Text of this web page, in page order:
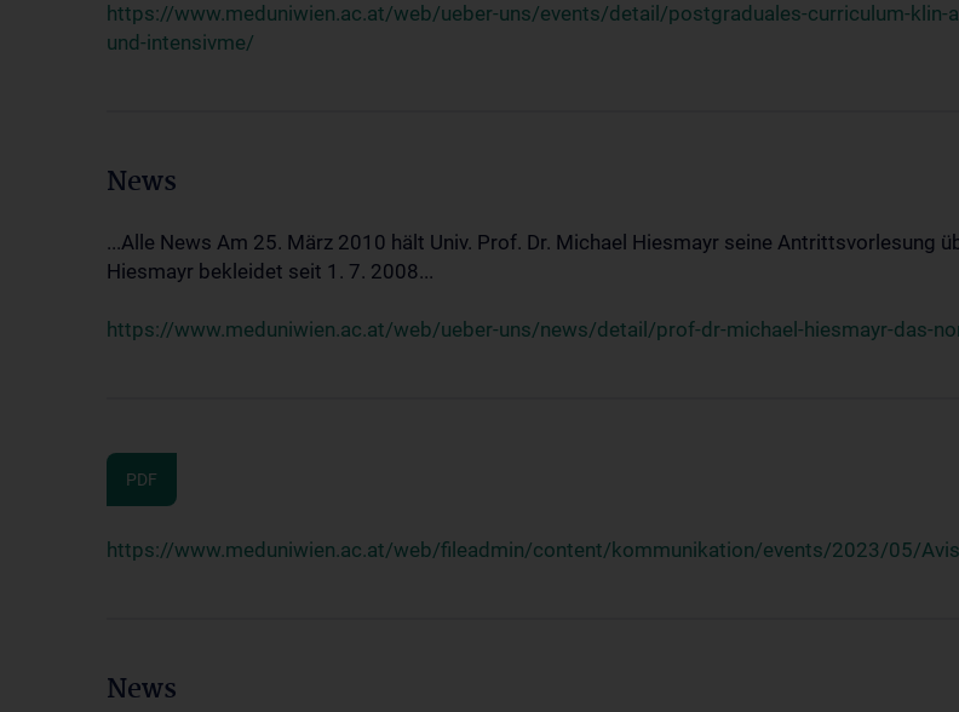
https://www.meduniwien.ac.at/web/ueber-uns/events/detail/postgraduales-curriculum-klin-
und-intensivme/
News
...Alle News Am 25. März 2010 hält Univ. Prof. Dr. Michael Hiesmayr seine Antrittsvorlesung
Hiesmayr bekleidet seit 1. 7. 2008...
https://www.meduniwien.ac.at/web/ueber-uns/news/detail/prof-dr-michael-hiesmayr-das-
PDF
https://www.meduniwien.ac.at/web/fileadmin/content/kommunikation/events/2023/05/
News